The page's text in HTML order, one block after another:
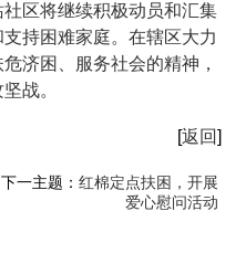
区将继续积极动员和汇集
支持困难家庭。在辖区大力
济困、服务社会的精神，
战。
[返回]
下一主题：红棉定点扶困，开展
爱心慰问活动